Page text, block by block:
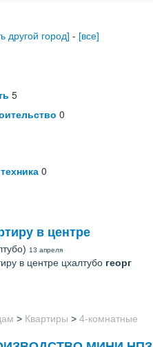
другой город] - [все]
5
0
0
в центре
13 апреля
в центре цхалтубо георг
> Квартиры > 4-комнатные